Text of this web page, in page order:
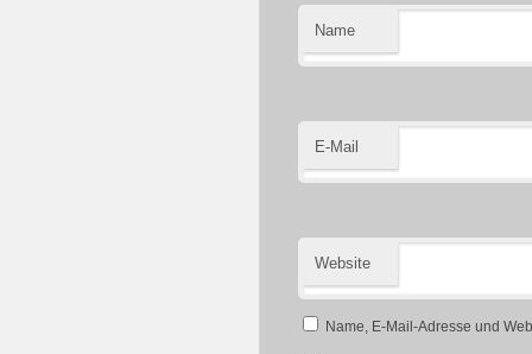
Name
E-Mail
Website
Name, E-Mail-Adresse und